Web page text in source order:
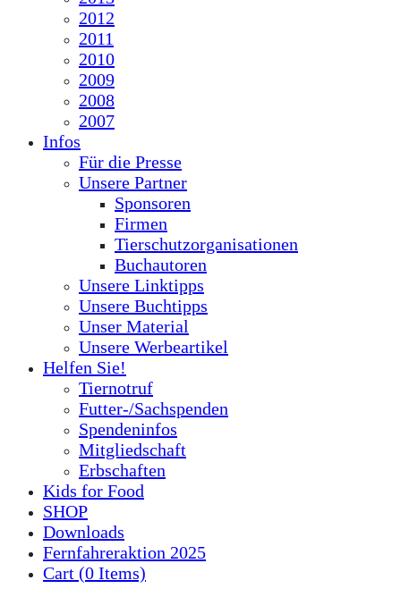
2012
2011
2010
2009
2008
2007
Infos
Für die Presse
Unsere Partner
Sponsoren
Firmen
Tierschutzorganisationen
Buchautoren
Unsere Linktipps
Unsere Buchtipps
Unser Material
Unsere Werbeartikel
Helfen Sie!
Tiernotruf
Futter-/Sachspenden
Spendeninfos
Mitgliedschaft
Erbschaften
Kids for Food
SHOP
Downloads
Fernfahreraktion 2025
Cart (0 Items)